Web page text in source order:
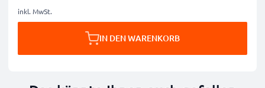
inkl. MwSt.
IN DEN WARENKORB